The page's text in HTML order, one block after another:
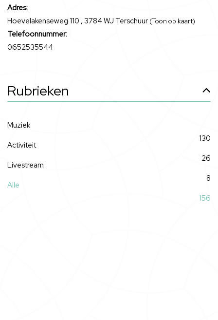
Adres:
Hoevelakenseweg 110 , 3784 WJ Terschuur (Toon op kaart)
Telefoonnummer:
0652535544
Rubrieken
Muziek
130
Activiteit
26
Livestream
8
Alle
156